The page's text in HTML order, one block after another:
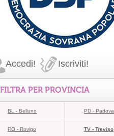
Accedi! Iscriviti!
FILTRA PER PROVINCIA
BL - Belluno PD - Padova
RO - Rovigo TV - Treviso